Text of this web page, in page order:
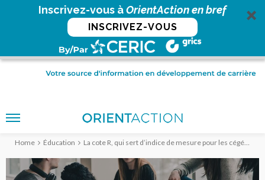
Inscrivez-vous àOrientAction en bref
INSCRIVEZ-VOUS
Home Éducation La cote R, qui sert d’indice de mesure pour les cégépiens, est-elle socialement juste?